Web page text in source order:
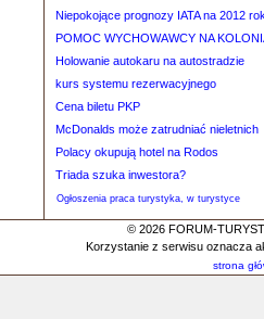
Niepokojące prognozy IATA na 2012
POMOC WYCHOWAWCY NA
Holowanie autokaru na autostradzie
kurs systemu rezerwacyjnego
Cena biletu PKP
McDonalds może zatrudniać nieletnich
Polacy okupują hotel na Rodos
Triada szuka inwestora?
Ogłoszenia praca turystyka, w turystyce
© 2026 FORUM-
Korzystanie z serwisu oznacza
strona